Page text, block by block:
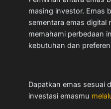
masing investor. Emas
sementara emas digital
memahami perbedaan
kebutuhan dan
Dapatkan emas sesuai
investasi emasmu